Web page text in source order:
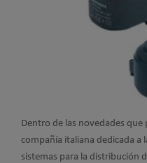
Dentro de las novedades que
compañía italiana dedicada a
sistemas para la distribución